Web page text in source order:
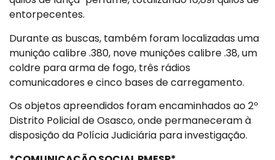
entorpecentes.
Durante as buscas, também foram localizadas uma
munição calibre .380, nove munições calibre .38, um
coldre para arma de fogo, três rádios
comunicadores e cinco bases de carregamento.
Os objetos apreendidos foram encaminhados ao 2º
Distrito Policial de Osasco, onde permaneceram à
disposição da Polícia Judiciária para investigação.